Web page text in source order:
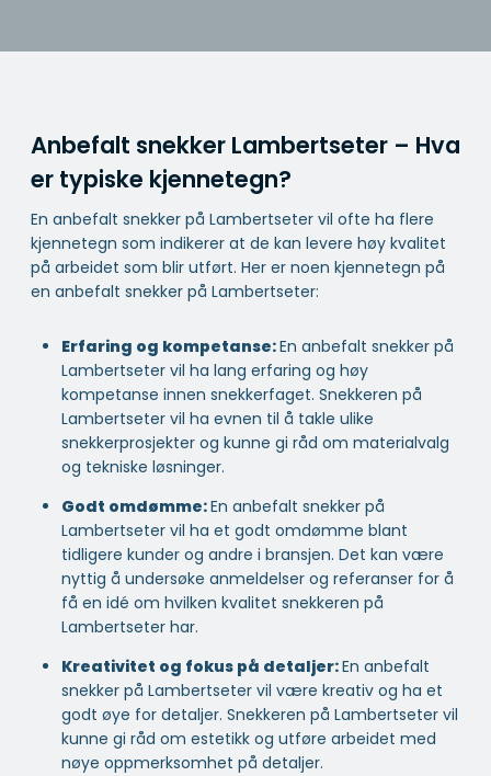
Anbefalt snekker Lambertseter – Hva
er typiske kjennetegn?
En anbefalt snekker på Lambertseter vil ofte ha flere
kjennetegn som indikerer at de kan levere høy kvalitet
på arbeidet som blir utført. Her er noen kjennetegn på
en anbefalt snekker på Lambertseter:
Erfaring og kompetanse:En anbefalt snekker på
Lambertseter vil ha lang erfaring og høy
kompetanse innen snekkerfaget. Snekkeren på
Lambertseter vil ha evnen til å takle ulike
snekkerprosjekter og kunne gi råd om materialvalg
og tekniske løsninger.
Godt omdømme:En anbefalt snekker på
Lambertseter vil ha et godt omdømme blant
tidligere kunder og andre i bransjen. Det kan være
nyttig å undersøke anmeldelser og referanser for å
få en idé om hvilken kvalitet snekkeren på
Lambertseter har.
Kreativitet og fokus på detaljer:En anbefalt
snekker på Lambertseter vil være kreativ og ha et
godt øye for detaljer. Snekkeren på Lambertseter vil
kunne gi råd om estetikk og utføre arbeidet med
nøye oppmerksomhet på detaljer.